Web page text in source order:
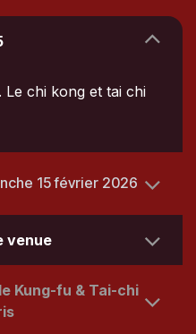
Le chi kong et tai chi
15 février 2026
venue
Kung-fu & Tai-chi